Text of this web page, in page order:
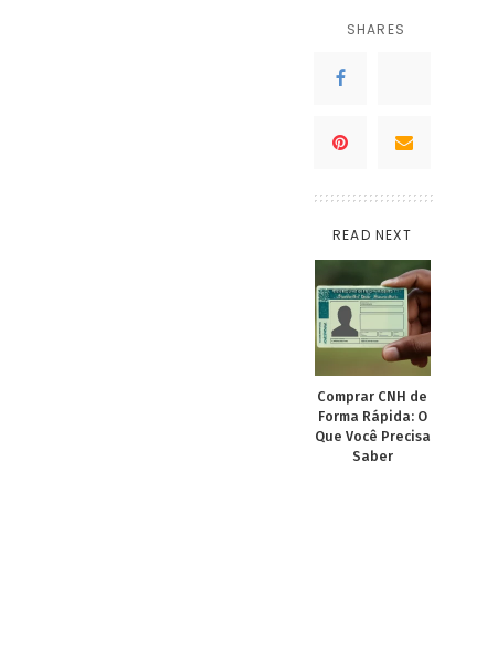
SHARES
READ NEXT
Comprar CNH de
Forma Rápida: O
Que Você Precisa
Saber